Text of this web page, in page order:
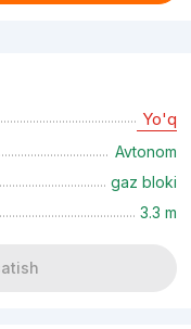
Yo'q
Avtonom
gaz bloki
3.3 m